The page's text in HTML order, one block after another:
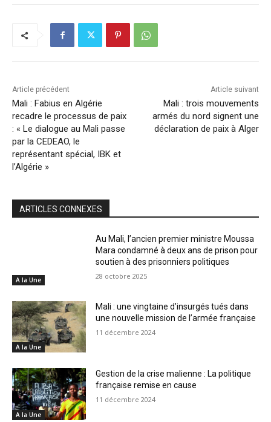
Article précédent
Mali : Fabius en Algérie
recadre le processus de paix
: « Le dialogue au Mali passe
par la CEDEAO, le
représentant spécial, IBK et
l’Algérie »
Article suivant
Mali : trois mouvements
armés du nord signent une
déclaration de paix à Alger
ARTICLES CONNEXES
A la Une
Au Mali, l’ancien premier ministre Moussa
Mara condamné à deux ans de prison pour
soutien à des prisonniers politiques
28 octobre 2025
A la Une
Mali : une vingtaine d’insurgés tués dans
une nouvelle mission de l’armée française
11 décembre 2024
A la Une
Gestion de la crise malienne : La politique
française remise en cause
11 décembre 2024